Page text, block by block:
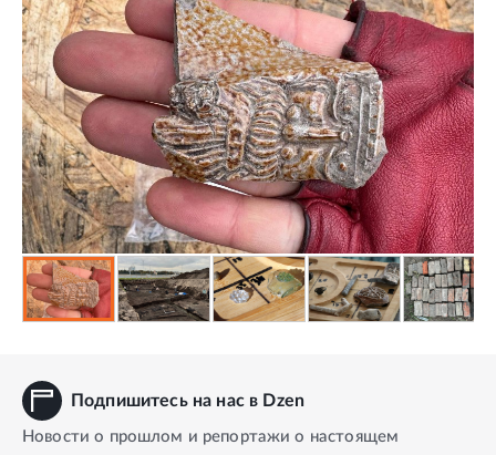
Подпишитесь на нас в Dzen
Новости о прошлом и репортажи о настоящем